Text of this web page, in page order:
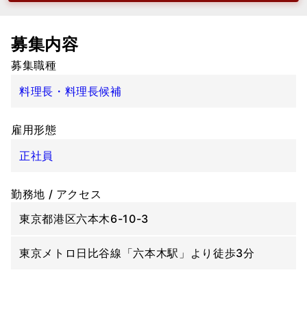
募集内容
募集職種
料理長・料理長候補
雇用形態
正社員
勤務地 / アクセス
東京都港区六本木6-10-3
東京メトロ日比谷線「六本木駅」より徒歩3分